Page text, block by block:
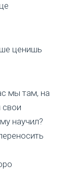
ценишь
мы там, на
научил?